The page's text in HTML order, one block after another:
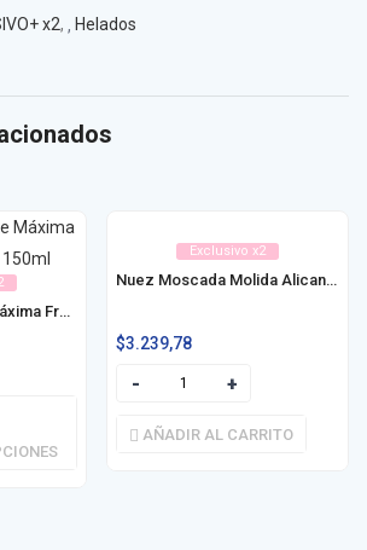
x2, Helados
Desodorante Axe Máxima Frescura 150ml
Exclusivo x2
Nuez Moscada Molida Alicante 25g
$3.239,78
AÑADIR AL CARRITO